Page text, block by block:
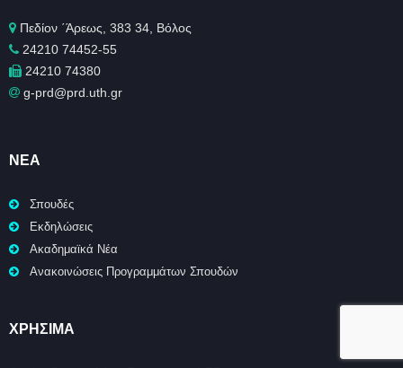
Πεδίον ΄Άρεως, 383 34, Βόλος
24210 74452-55
24210 74380
g-prd@prd.uth.gr
ΝΈΑ
Σπουδές
Εκδηλώσεις
Ακαδημαϊκά Νέα
Ανακοινώσεις Προγραμμάτων Σπουδών
ΧΡΉΣΙΜΑ